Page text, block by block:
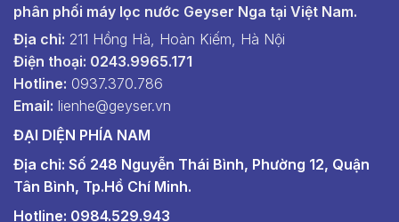
phân phối máy lọc nước Geyser Nga tại Việt Nam.
Địa chỉ: 211 Hồng Hà, Hoàn Kiếm, Hà Nội
Điện thoại: 0243.9965.171
Hotline: 0937.370.786
Email: lienhe@geyser.vn
ĐẠI DIỆN PHÍA NAM
Địa chỉ: Số 248 Nguyễn Thái Bình, Phường 12, Quận
Tân Bình, Tp.Hồ Chí Minh.
Hotline: 0984.529.943